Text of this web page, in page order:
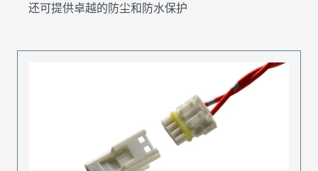
还可提供卓越的防尘和防水保护